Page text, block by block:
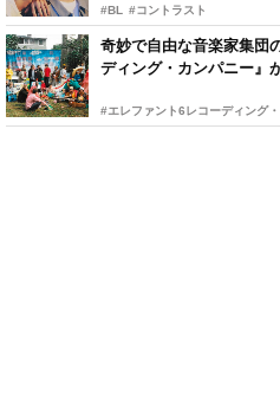
#BL #コントラスト
奇妙で自由な音楽家集団
ディング・カンパニー』
#エレファント6レコーディング